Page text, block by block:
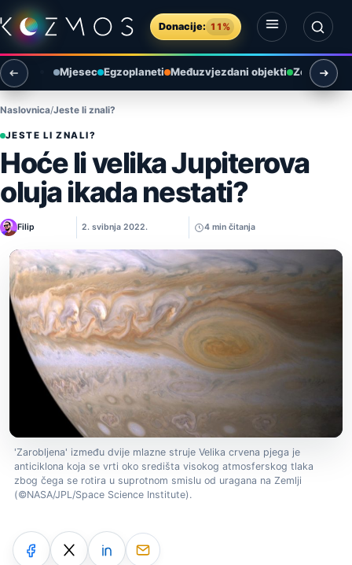
Preskoči na sadržaj
Donacije: 11%
Otvori izbornik
Otvori pretragu
Mjesec Egzoplaneti Međuzvjezdani objekti Zemlja i
Naslovnica Jeste li znali?
JESTE LI ZNALI?
Hoće li velika Jupiterova
oluja ikada nestati?
Filip 2. svibnja 2022. 4 min čitanja
'Zarobljena' između dvije mlazne struje Velika crvena pjega je
anticiklona koja se vrti oko središta visokog atmosferskog tlaka
zbog čega se rotira u suprotnom smislu od uragana na Zemlji
(©NASA/JPL/Space Science Institute).